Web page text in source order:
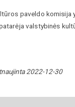
paveldo komisija
valstybinės
2022-12-30